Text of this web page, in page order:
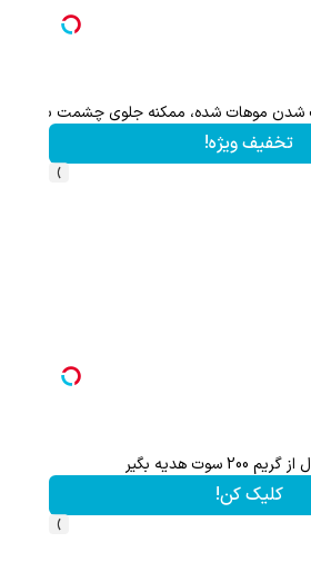
موهات شده، ممکنه جلوی چشمت باشه.
تخفیف ویژه!
این
›
سوت هدیه بگیر
کلیک کن!
›